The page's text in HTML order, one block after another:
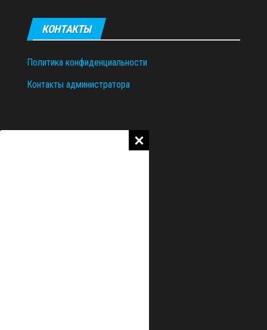
КОНТАКТЫ
Политика конфиденциальности
Контакты администратора